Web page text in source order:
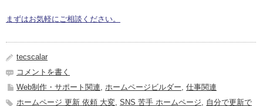
まずはお気軽にご相談ください。
tecscalar
コメントを書く
Web制作・サポート関連, ホームページビルダー, 仕事関連
ホームページ 更新 依頼 大変, SNS 苦手 ホームページ, 自分で更新で